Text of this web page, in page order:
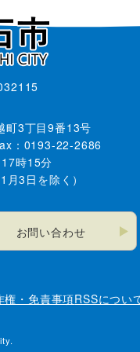
3丁目9番13号
：0193-22-2686
時15分
3日を除く）
お問い合わせ
権・免責事項RSSについ